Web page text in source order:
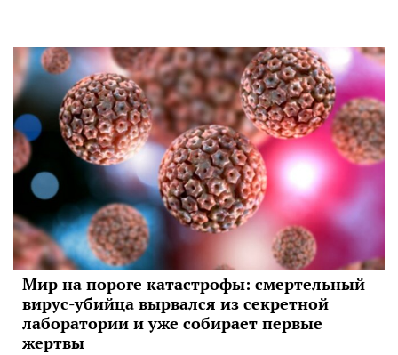
Мир на пороге катастрофы: смертельный
вирус-убийца вырвался из секретной
лаборатории и уже собирает первые
жертвы